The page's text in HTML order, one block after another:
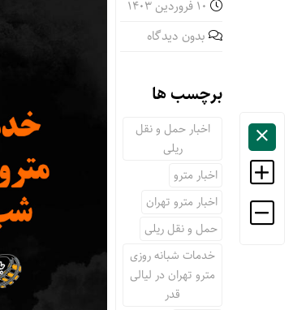
بدون دیدگاه
برچسب ها
اخبار حمل و نقل
ریلی
اخبار مترو
اخبار مترو تهران
حمل و نقل ریلی
خدمات شبانه روزی
مترو تهران در لیالی
قدر